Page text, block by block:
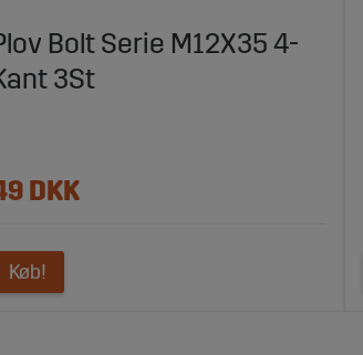
Bolt Serie M12X35 4-
3St
DKK
Køb!